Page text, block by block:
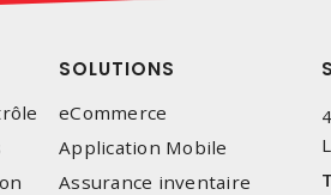
SOLUTIONS
eCommerce
Application Mobile
Assurance inventaire